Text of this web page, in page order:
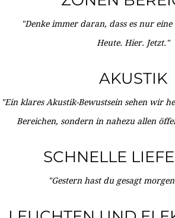
"Denke immer daran, dass es nur
Heute. Hier. Jetzt."
AKUSTIK
"Ein klares Akustik-Bewustsein sehen wir
Bereichen, sondern in nahezu allen
SCHNELLE
"Gestern hast du gesagt